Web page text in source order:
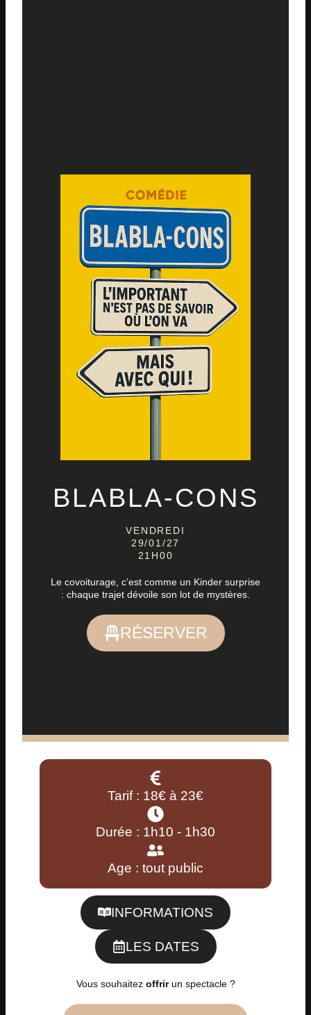
BLABLA-CONS
VENDREDI
29/01/27
21H00
Le covoiturage, c’est comme un Kinder surprise
: chaque trajet dévoile son lot de mystères.
RÉSERVER
Tarif : 18€ à 23€
Durée : 1h10 - 1h30
Age : tout public
INFORMATIONS
LES DATES
Vous souhaitez offrirun spectacle ?